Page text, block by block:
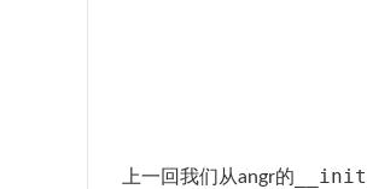
上一回我们从angr的